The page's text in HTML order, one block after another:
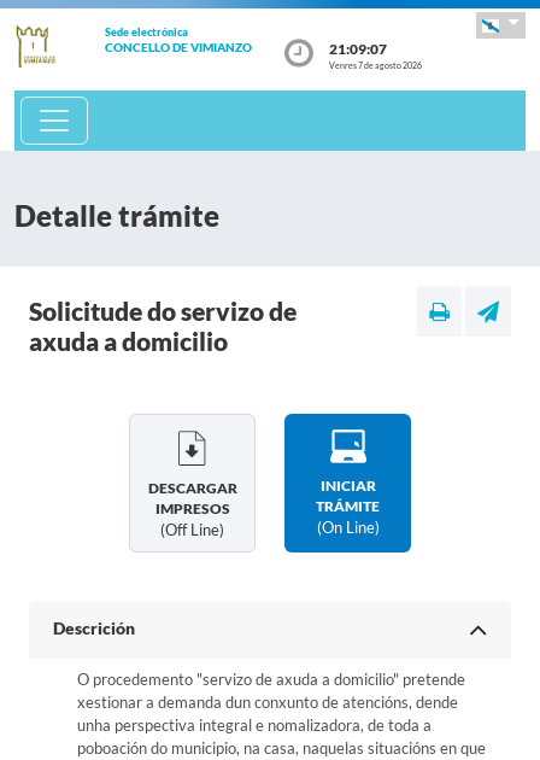
Sede electrónica
CONCELLO DE VIMIANZO 21:09:07
Venres 7 de agosto 2026
Detalle trámite
Solicitude do servizo de
axuda a domicilio
DESCARGAR
IMPRESOS
(off Line)
INICIAR
TRÁMITE
(on Line)
Descrición
O procedemento "servizo de axuda a domicilio" pretende
xestionar a demanda dun conxunto de atencións, dende
unha perspectiva integral e nomalizadora, de toda a
poboación do municipio, na casa, naquelas situacións en que